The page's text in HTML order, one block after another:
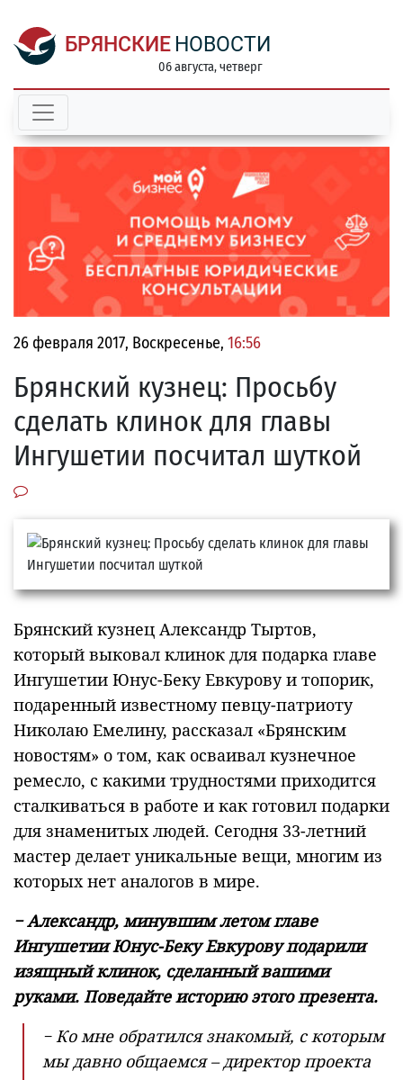
БРЯНСКИЕ НОВОСТИ
06 августа, четверг
26 февраля 2017, Воскресенье, 16:56
Брянский кузнец: Просьбу
сделать клинок для главы
Ингушетии посчитал шуткой
Брянский кузнец Александр Тыртов,
который выковал клинок для подарка главе
Ингушетии Юнус-Беку Евкурову и топорик,
подаренный известному певцу-патриоту
Николаю Емелину, рассказал «Брянским
новостям» о том, как осваивал кузнечное
ремесло, с какими трудностями приходится
сталкиваться в работе и как готовил подарки
для знаменитых людей. Сегодня 33-летний
мастер делает уникальные вещи, многим из
которых нет аналогов в мире.
− Александр, минувшим летомглаве
Ингушетии Юнус-Беку Евкурову подарили
изящный клинок, сделанный вашими
руками. Поведайтеисторию этого презента.
− Ко мне обратился знакомый, с которым
мы давно общаемся – директор проекта